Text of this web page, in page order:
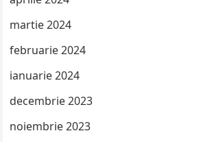
martie 2024
februarie 2024
ianuarie 2024
decembrie 2023
noiembrie 2023